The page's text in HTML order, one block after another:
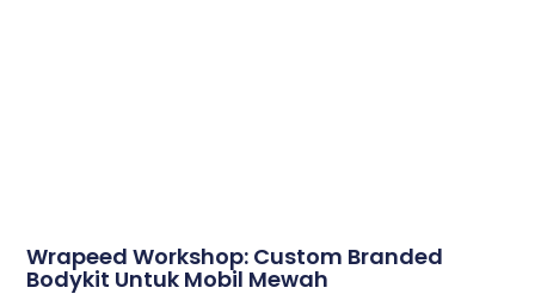
Wrapeed Workshop: Custom Branded
Bodykit Untuk Mobil Mewah